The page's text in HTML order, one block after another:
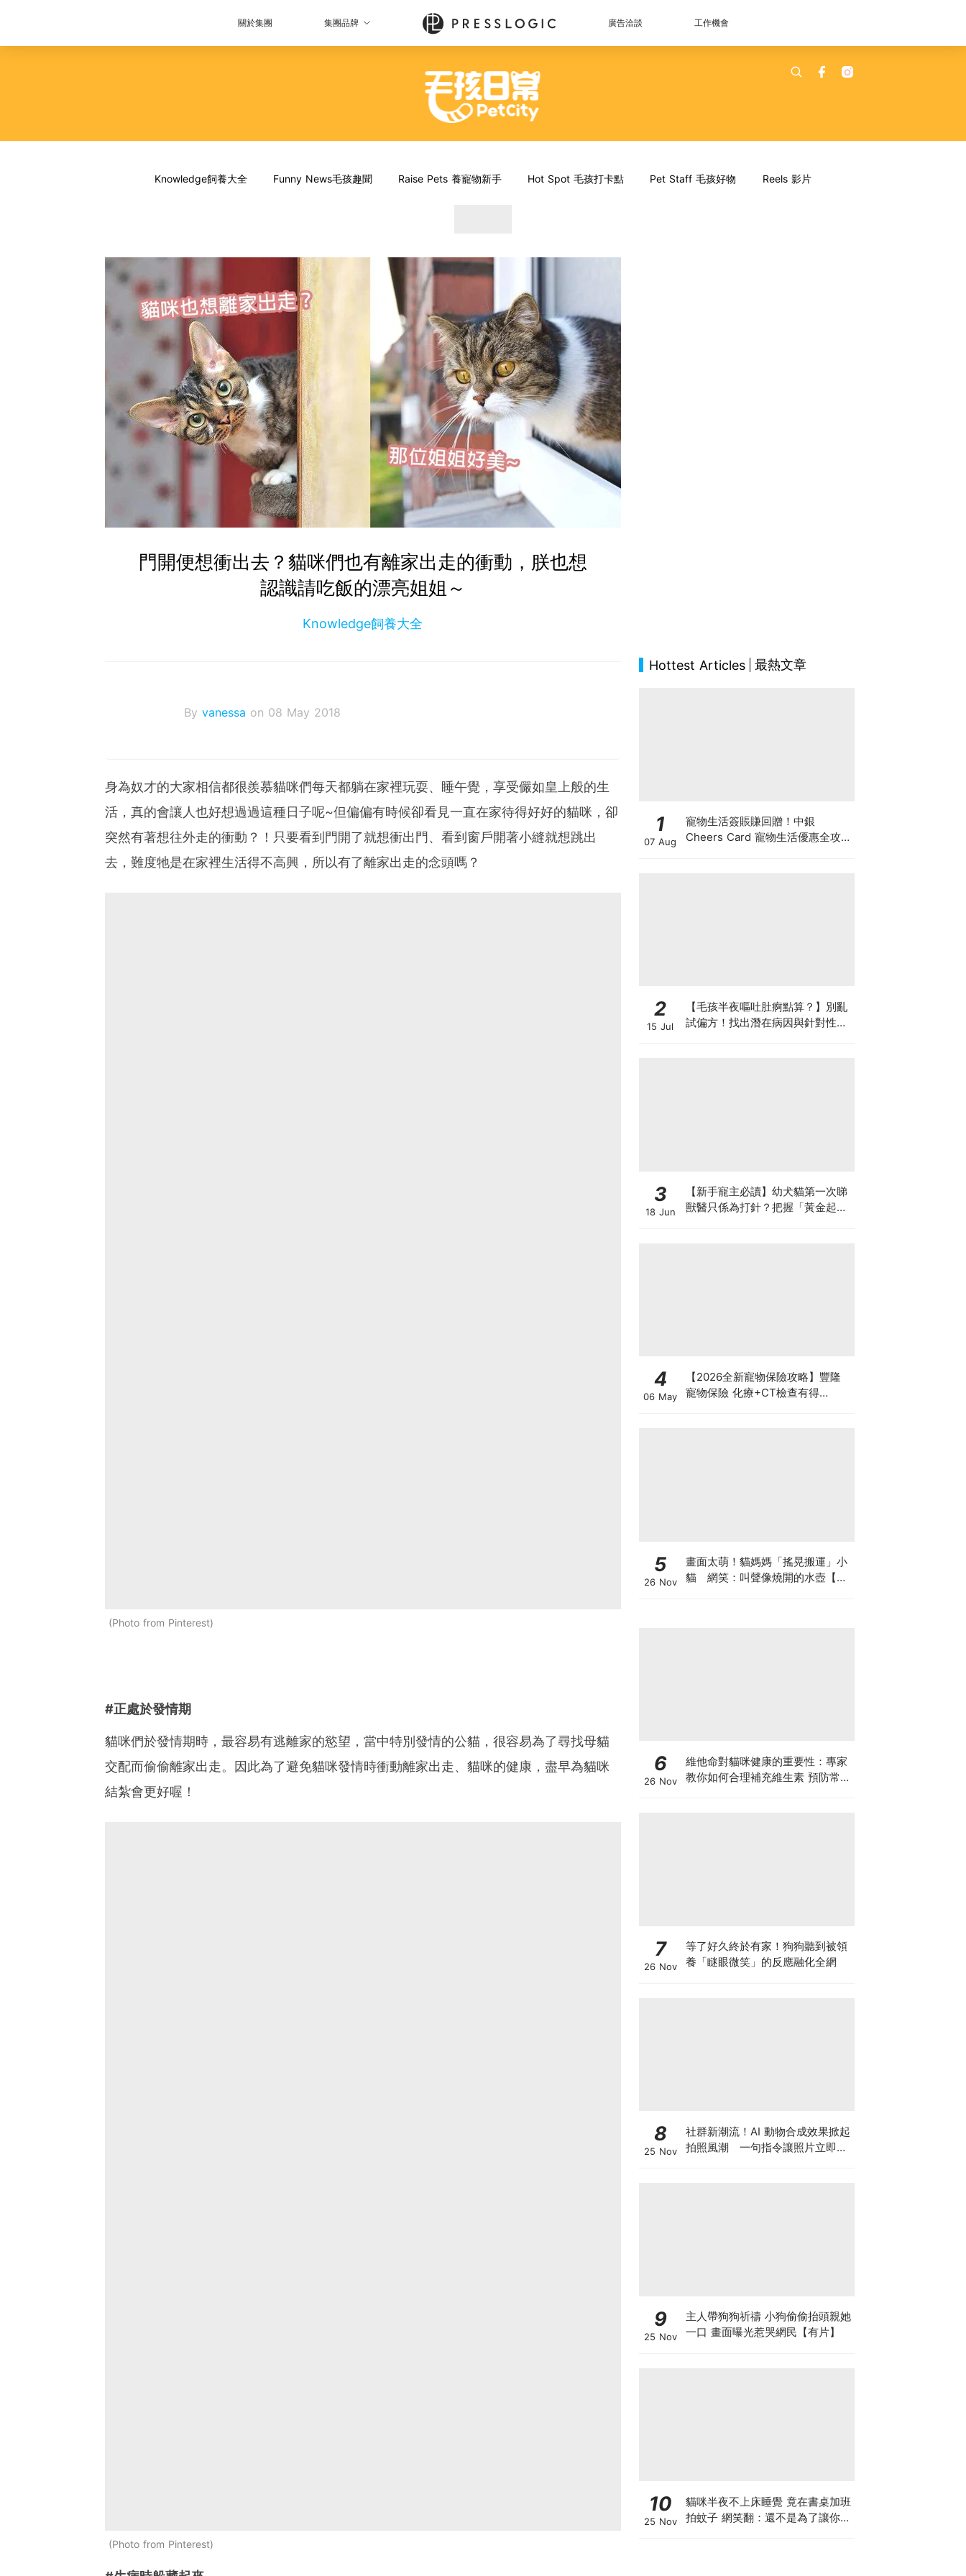
關於集團 集團品牌 廣告洽談 工作機會
Knowledge飼養大全 Funny News毛孩趣聞 Raise Pets 養寵物新手 Hot Spot 毛孩打卡點 Pet Staff 毛孩好物 Reels 影片
門開便想衝出去？貓咪們也有離家出走的衝動，朕也想
認識請吃飯的漂亮姐姐～
Knowledge飼養大全
By vanessa on 08 May 2018
身為奴才的大家相信都很羨慕貓咪們每天都躺在家裡玩耍、睡午覺，享受儼如皇上般的生
活，真的會讓人也好想過過這種日子呢~但偏偏有時候卻看見一直在家待得好好的貓咪，卻
突然有著想往外走的衝動？！只要看到門開了就想衝出門、看到窗戶開著小縫就想跳出
去，難度牠是在家裡生活得不高興，所以有了離家出走的念頭嗎？
Photo from Pinterest
#正處於發情期
貓咪們於發情期時，最容易有逃離家的慾望，當中特別發情的公貓，很容易為了尋找母貓
交配而偷偷離家出走。因此為了避免貓咪發情時衝動離家出走、貓咪的健康，盡早為貓咪
結紮會更好喔！
Photo from Pinterest
Hottest Articles 最熱文章
1
07 Aug
寵物生活簽賬賺回贈！中銀
Cheers Card 寵物生活優惠全攻
2
15 Jul
【毛孩半夜嘔吐肚痾點算？】別亂
試偏方！找出潛在病因與針對性營
3
18 Jun
【新手寵主必讀】幼犬貓第一次睇
獸醫只係為打針？把握「黃金起跑
4
06 May
【2026全新寵物保險攻略】豐隆
寵物保險 化療+CT檢查有得
5
26 Nov
畫面太萌！貓媽媽「搖晃搬運」小
貓 網笑：叫聲像燒開的水壺【有
6
26 Nov
維他命對貓咪健康的重要性：專家
教你如何合理補充維生素 預防常見
7
26 Nov
等了好久終於有家！狗狗聽到被領
養「瞇眼微笑」的反應融化全網
8
25 Nov
社群新潮流！AI 動物合成效果掀起
拍照風潮 一句指令讓照片立即升
9
25 Nov
主人帶狗狗祈禱 小狗偷偷抬頭親她
一口 畫面曝光惹哭網民【有片】
10
25 Nov
貓咪半夜不上床睡覺 竟在書桌加班
拍蚊子 網笑翻：還不是為了讓你睡